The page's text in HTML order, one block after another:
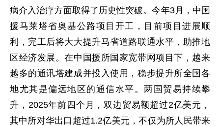
病介入治疗方面取得了历史性突破。今年3月，中国
援马莱塔省奥基公路项目开工，目前项目进展顺
利，完工后将大大提升马省道路联通水平，助推地
区经济发展。在中国援所国家宽带网项目下，越来
越多的通讯塔建成并投入使用，稳步提升所全国各
地尤其是偏远地区的通信水平。两国贸易持续攀
升，2025年前四个月，双边贸易额超过2亿美元，
其中所对华出口超过1.2亿美元，不仅为所人民带来